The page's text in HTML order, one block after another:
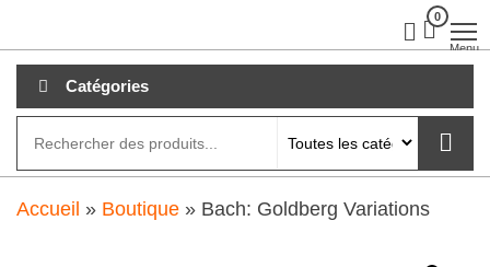
au
contenu
0
Menu
Catégories
Accueil » Boutique » Bach: Goldberg Variations